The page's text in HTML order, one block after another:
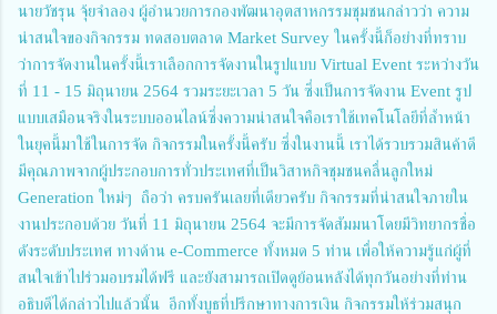
นายวัชรุน จุ้ยจำลอง ผู้อำนวยการกองพัฒนาอุตสาหกรรมชุมชนกล่าวว่า ความ
น่าสนใจของกิจกรรม ทดสอบตลาด Market Survey ในครั้งนี้ก็อย่างที่ทราบ
ว่าการจัดงานในครั้งนี้เราเลือกการจัดงานในรูปแบบ Virtual Event ระหว่างวัน
ที่ 11 - 15 มิถุนายน 2564 รวมระยะเวลา 5 วัน ซึ่งเป็นการจัดงาน Event รูป
แบบเสมือนจริงในระบบออนไลน์ซึ่งความน่าสนใจคือเราใช้เทคโนโลยีที่ล้ำหน้า
ในยุคนี้มาใช้ในการจัด กิจกรรมในครั้งนี้ครับ ซึ่งในงานนี้ เราได้รวบรวมสินค้าดี
มีคุณภาพจากผู้ประกอบการทั่วประเทศที่เป็นวิสาหกิจชุมชนคลื่นลูกใหม่
Generation ใหม่ๆ ถือว่า ครบครันเลยที่เดียวครับ กิจกรรมที่น่าสนใจภายใน
งานประกอบด้วย วันที่ 11 มิถุนายน 2564 จะมีการจัดสัมมนาโดยมีวิทยากรชื่อ
ดังระดับประเทศ ทางด้าน e-Commerce ทั้งหมด 5 ท่าน เพื่อให้ความรู้แก่ผู้ที่
สนใจเข้าไปร่วมอบรมได้ฟรี และยังสามารถเปิดดูย้อนหลังได้ทุกวันอย่างที่ท่าน
อธิบดีได้กล่าวไปแล้วนั้น อีกทั้งบูธที่ปรึกษาทางการเงิน กิจกรรมให้ร่วมสนุก